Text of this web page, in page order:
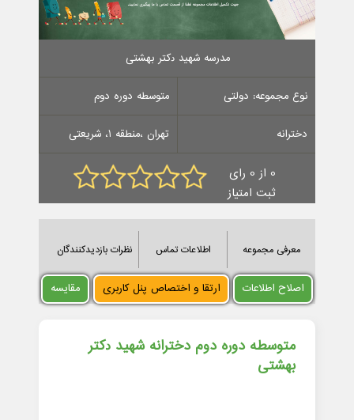
مدرسه ﺷﻬﻴﺪ ﺩﻛﺘﺮ ﺑﻬﺸﺘﻰ
نوع مجموعه: دولتی متوسطه دوره دوم
دخترانه تهران ،منطقه 1، شریعتی
0 از 0 رای
ثبت امتیاز
معرفی مجموعه اطلاعات تماس نظرات بازدیدکنندگان
اصلاح اطلاعات ارتقا و اختصاص پنل کاربری مقایسه
متوسطه دوره دوم دخترانه ﺷﻬﻴﺪ ﺩﻛﺘﺮ
ﺑﻬﺸﺘﻰ